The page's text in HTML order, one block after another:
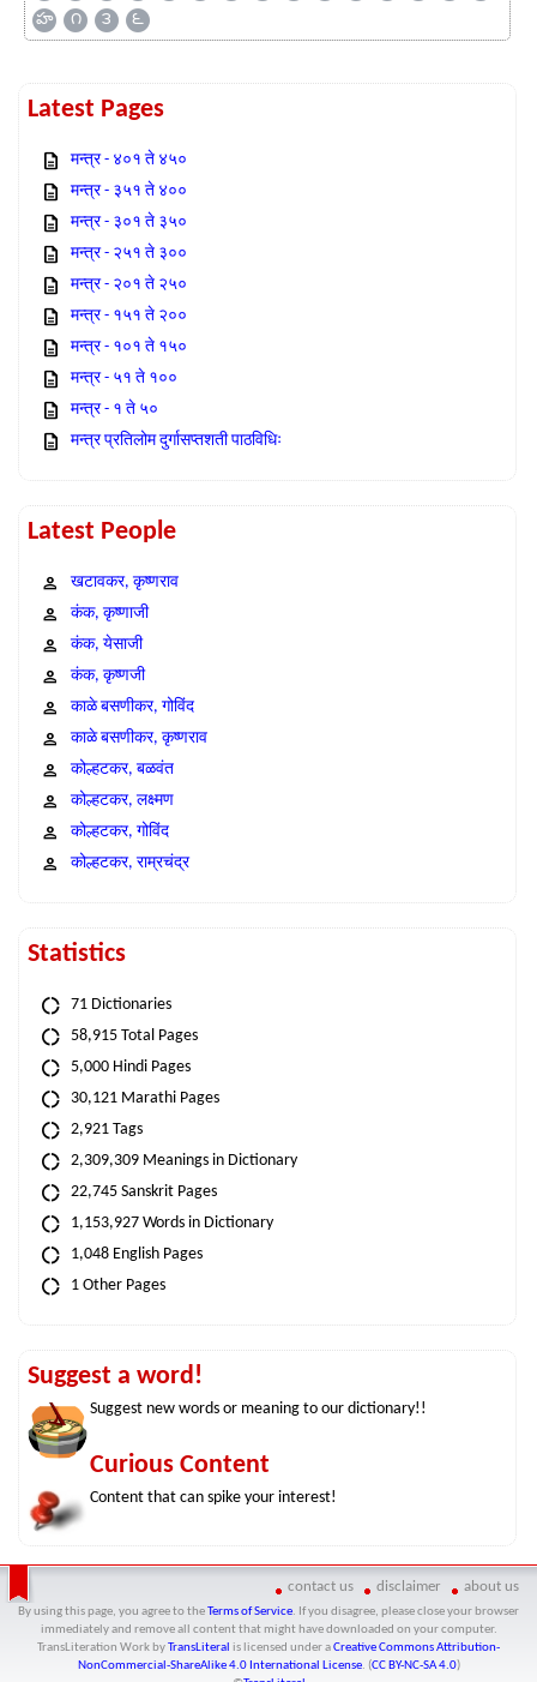
హ
౧ ౩ ౬
Latest Pages
मन्त्र - ४०१ ते ४५०
मन्त्र - ३५१ ते ४००
मन्त्र - ३०१ ते ३५०
मन्त्र - २५१ ते ३००
मन्त्र - २०१ ते २५०
मन्त्र - १५१ ते २००
मन्त्र - १०१ ते १५०
मन्त्र - ५१ ते १००
मन्त्र - १ ते ५०
मन्त्र प्रतिलोम दुर्गासप्तशती पाठविधिः
Latest People
खटावकर, कृष्णराव
कंक, कृष्णाजी
कंक, येसाजी
कंक, कृष्णजी
काळे बसणीकर, गोविंद
काळे बसणीकर, कृष्णराव
कोल्हटकर, बळवंत
कोल्हटकर, लक्ष्मण
कोल्हटकर, गोविंद
कोल्हटकर, राम्रचंद्र
Statistics
71 Dictionaries
58,915 Total Pages
5,000 Hindi Pages
30,121 Marathi Pages
2,921 Tags
2,309,309 Meanings in Dictionary
22,745 Sanskrit Pages
1,153,927 Words in Dictionary
1,048 English Pages
1 Other Pages
Suggest a word!
Suggest new words or meaning to our dictionary!!
Curious Content
Content that can spike your interest!
contact us disclaimer about us
By using this page, you agree to the Terms of Service. If you disagree, please close your browser
immediately and remove all content that might have downloaded on your computer.
TransLiteration Workby TransLiteral is licensed under aCreative Commons Attribution-
NonCommercial-ShareAlike 4.0 International License. (CC BY-NC-SA 4.0)